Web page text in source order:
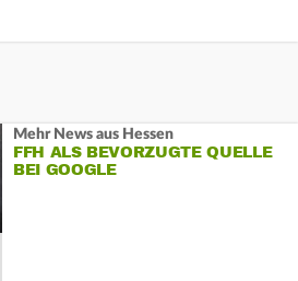
Mehr News aus Hessen
FFH ALS BEVORZUGTE QUELLE
BEI GOOGLE